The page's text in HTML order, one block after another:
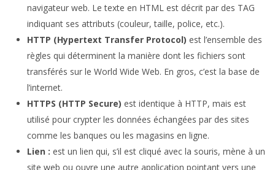
navigateur web. Le texte en HTML est décrit par des TAG
indiquant ses attributs (couleur, taille, police, etc.).
HTTP (Hypertext Transfer Protocol) est l’ensemble des
règles qui déterminent la manière dont les fichiers sont
transférés sur le World Wide Web. En gros, c’est la base de
l’internet.
HTTPS (HTTP Secure) est identique à HTTP, mais est
utilisé pour crypter les données échangées par des sites
comme les banques ou les magasins en ligne.
Lien : est un lien qui, s’il est cliqué avec la souris, mène à un
site web ou ouvre une autre application pointant vers une